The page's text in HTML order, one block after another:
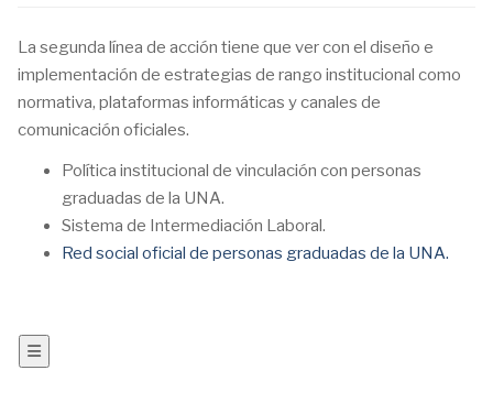
La segunda línea de acción tiene que ver con el diseño e
implementación de estrategias de rango institucional como
normativa, plataformas informáticas y canales de
comunicación oficiales.
Política institucional de vinculación con personas
graduadas de la UNA.
Sistema de Intermediación Laboral.
Red social oficial de personas graduadas de la UNA.